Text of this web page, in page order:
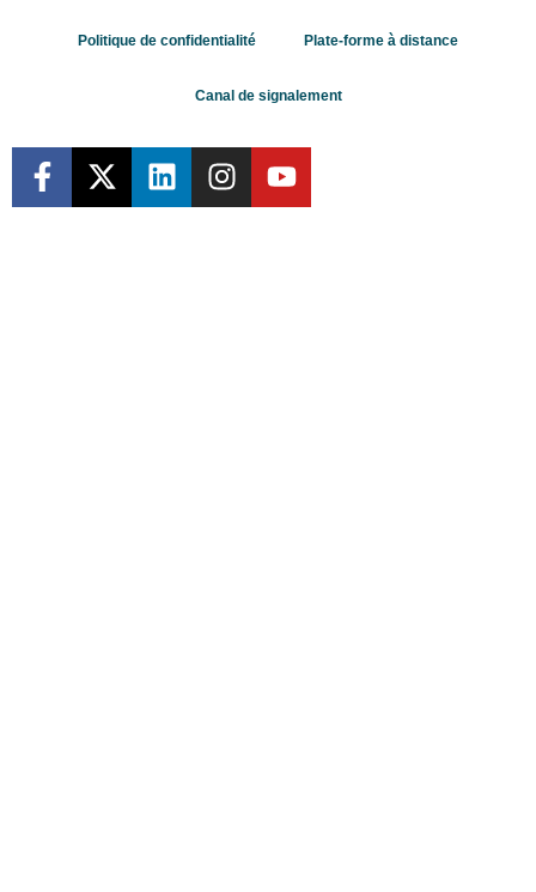
Politique de confidentialité Plate-forme à distance
Canal de signalement